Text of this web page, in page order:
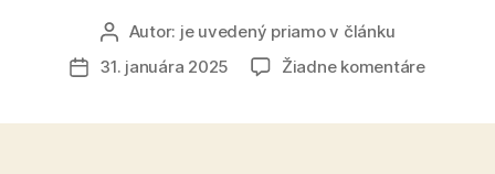
Autor
článku
Autor: je uvedený priamo v článku
Dátum
31. januára 2025 Žiadne komentárena